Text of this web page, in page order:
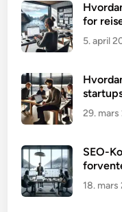
for
5. april
29.
SEO-
18.